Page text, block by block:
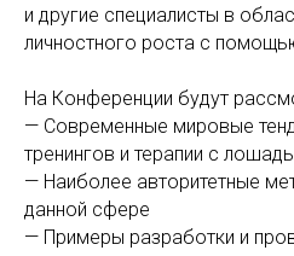
и другие специалисты в
личностного роста с
На Конференции будут
— Современные мировые
тренингов и терапии с
— Наиболее авторитетные
данной сфере
— Примеры разработки и